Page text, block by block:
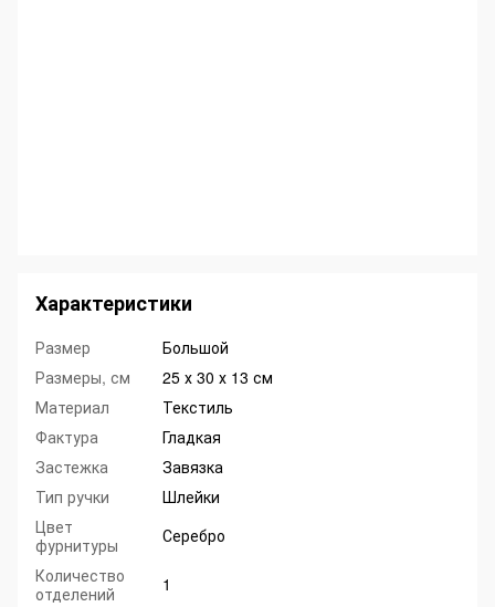
Характеристики
Размер
Большой
Размеры, см
25 х 30 х 13 см
Материал
Текстиль
Фактура
Гладкая
Застежка
Завязка
Тип ручки
Шлейки
Цвет
фурнитуры
Серебро
Количество
отделений
1